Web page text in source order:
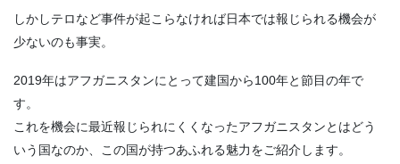
しかしテロなど事件が起こらなければ日本では報じられる機会が
少ないのも事実。
2019年はアフガニスタンにとって建国から100年と節目の年で
す。
これを機会に最近報じられにくくなったアフガニスタンとはどう
いう国なのか、この国が持つあふれる魅力をご紹介します。